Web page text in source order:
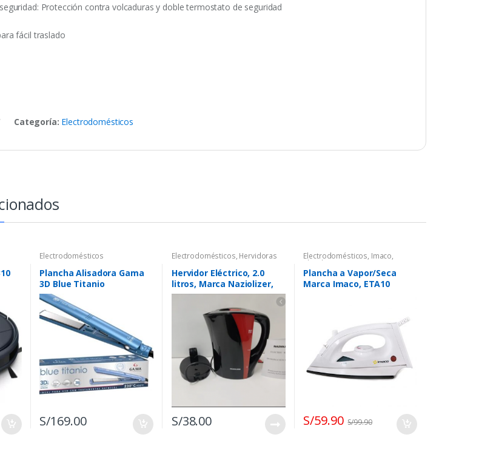
Protección contra volcaduras y doble termostato de seguridad
fácil traslado
Categoría: Electrodomésticos
Electrodomésticos
Plancha Alisadora Gama
3D Blue Titanio
BECHS02426 Azul
S/169.00
Electrodomésticos, Hervidoras
Hervidor Eléctrico, 2.0
litros, Marca Naziolizer,
HK8720
S/38.00
Electrodomésticos, Imaco,
Planchas
Plancha a Vapor/Seca
Marca Imaco, ETA10
S/59.90 S/99.90